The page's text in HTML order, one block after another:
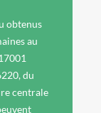
obtenus
au
du
centrale